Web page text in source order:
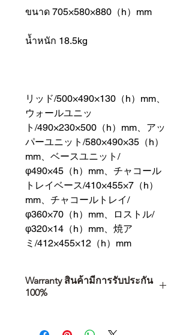
ขนาด 705×580×880（h）mm
น้ำหนัก 18.5kg
リッド/500×490×130（h）mm、
ウォールユニッ
ト/490×230×500（h）mm、アッ
パーユニット/580×490×35（h）
mm、ベースユニット/
φ490×45（h）mm、チャコール
トレイベース/410×455×7（h）
mm、チャコールトレイ/
φ360×70（h）mm、ロストル/
φ320×14（h）mm、焼ア
ミ/412×455×12（h）mm
Warranty สินค้ามีการรับประกัน
100%
คุณตัดสินใจซื้อ แต่รวมไปถึง